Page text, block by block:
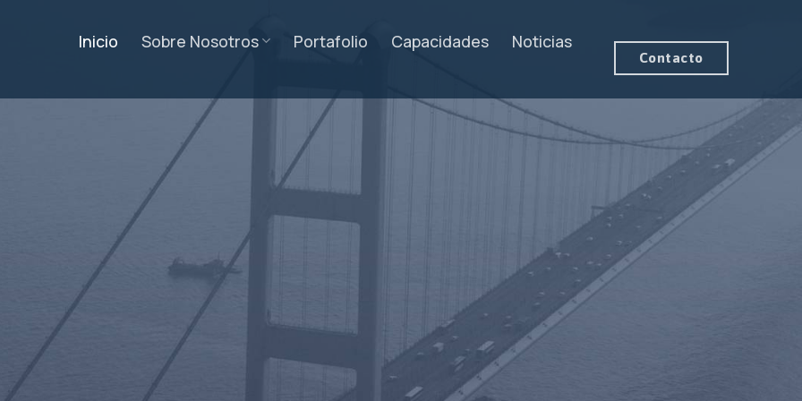
Inicio Sobre Nosotros Portafolio Capacidades Noticias
Contacto